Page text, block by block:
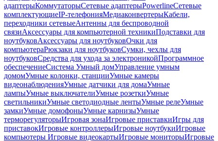
адаптерыКоммутаторыСетевые адаптерыPowerlineСетевые
комплектующиеIP-телефонияМедиаконвертерыКабели,
переходники сетевыеАнтенны для беспроводной
связиАксессуары для компьютерной техникиПодставки для
ноутбуковАксессуары для ноутбуковОчки для
компьютераРюкзаки для ноутбуковСумки, чехлы для
ноутбуковСредства для ухода за электроникойПрограммное
обеспечениеСистема Умный домУправление умным
домомУмные колонки, станцииУмные камеры
видеонаблюденияУмные датчики для домаУмные
лампыУмные выключателиУмные розеткиУмные
светильникиУмные светодиодные лентыУмные релеУмные
замкиУмные домофоныУмные карнизыУмные
терморегуляторыИгровая зонаИгровые приставкиИгры для
приставокИгровые контроллерыИгровые ноутбукиИгровые
компьютеры Игровые видеокартыИгровые мониторыИгровые